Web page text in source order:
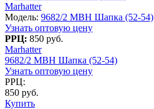
Marhatter
Модель: 9682/2 MBH Шапка (52-54)
Узнать оптовую цену
РРЦ: 850 руб.
Marhatter
9682/2 MBH Шапка (52-54)
Узнать оптовую цену
РРЦ:
850 руб.
Купить